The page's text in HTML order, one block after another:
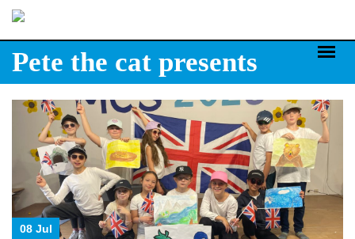
Skip
content
Pete the cat presents
08 Jul